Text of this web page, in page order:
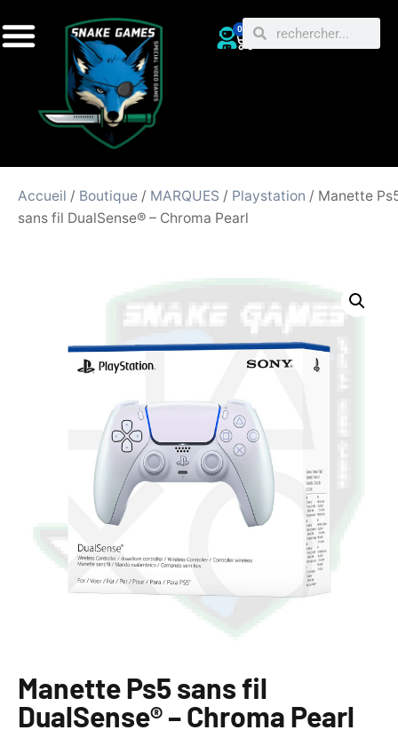
0
Accueil / Boutique / MARQUES / Playstation / Manette
sans fil DualSense® – Chroma Pearl
Manette Ps5 sans fil
DualSense® – Chroma Pearl